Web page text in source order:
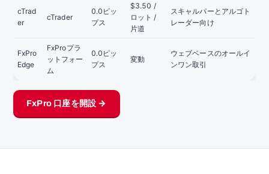
cTrad
er
cTrader
0.0ピッ
プス
$3.50 /
ロット /
片道
スキャルパーとアルゴト
レーダー向け
FxPro
Edge
FxProプラ
ットフォー
ム
0.0ピッ
プス
変動
ウェブベースのオールイ
ンワン取引
FxPro 口座を開設 →